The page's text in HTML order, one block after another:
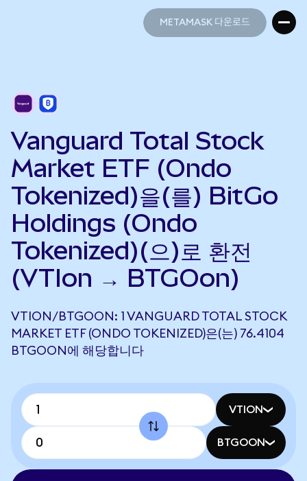
METAMASK 다운로드
Vanguard Total Stock
Market ETF (Ondo
Tokenized)을(를) BitGo
Holdings (Ondo
Tokenized)(으)로 환전
(VTIon → BTGOon)
VTION/BTGOON: 1 VANGUARD TOTAL STOCK
MARKET ETF (ONDO TOKENIZED)은(는) 76.4104
BTGOON에 해당합니다
VTION
BTGOON